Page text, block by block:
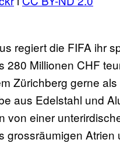
regiert die FIFA ihr
280 Millionen CHF
Zürichberg gerne
aus Edelstahl und
von einer
grossräumigen